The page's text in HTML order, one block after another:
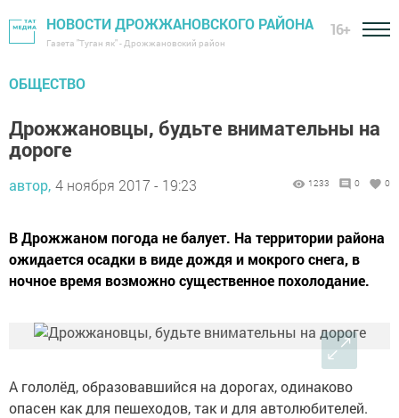
НОВОСТИ ДРОЖЖАНОВСКОГО РАЙОНА
Газета "Туган як" - Дрожжановский район
16+
ОБЩЕСТВО
Дрожжановцы, будьте внимательны на
дороге
автор, 4 ноября 2017 - 19:23 1233 0 0
В Дрожжаном погода не балует. На территории района
ожидается осадки в виде дождя и мокрого снега, в
ночное время возможно существенное похолодание.
А гололёд, образовавшийся на дорогах, одинаково
опасен как для пешеходов, так и для автолюбителей.